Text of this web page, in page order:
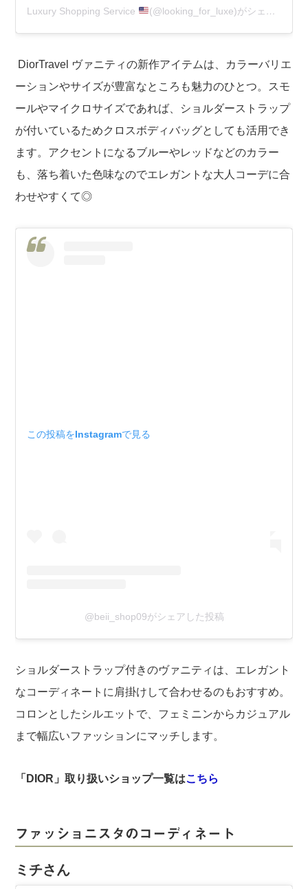
Luxury Shopping Service (@looking_for_luxe)がシェアした投稿
DiorTravel ヴァニティの新作アイテムは、カラーバリエ
ーションやサイズが豊富なところも魅力のひとつ。スモ
ールやマイクロサイズであれば、ショルダーストラップ
が付いているためクロスボディバッグとしても活用でき
ます。アクセントになるブルーやレッドなどのカラー
も、落ち着いた色味なのでエレガントな大人コーデに合
わせやすくて◎
この投稿をInstagramで見る
@beii_shop09がシェアした投稿
ショルダーストラップ付きのヴァニティは、エレガント
なコーディネートに肩掛けして合わせるのもおすすめ。
コロンとしたシルエットで、フェミニンからカジュアル
まで幅広いファッションにマッチします。
「DIOR」取り扱いショップ一覧はこちら
ファッショニスタのコーディネート
ミチさん